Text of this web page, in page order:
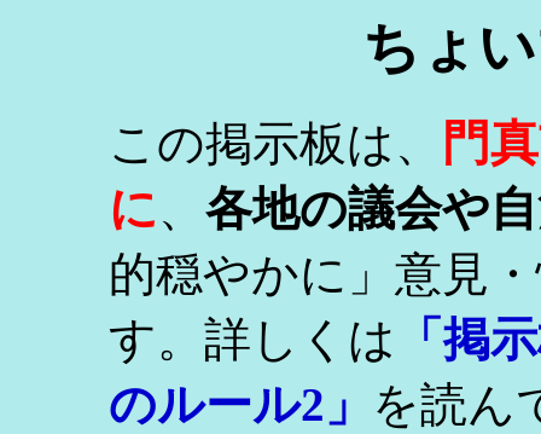
ちょ
この掲示板は、
門
に、 各地の議会や
的穏やかに」意見
す。詳しくは
「掲
のルール2」 を読ん